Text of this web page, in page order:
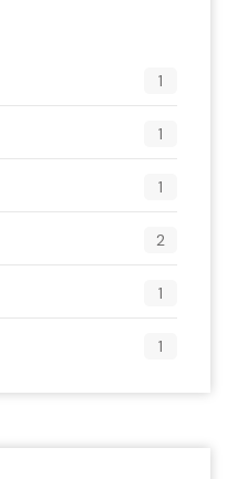
1
1
1
2
1
1